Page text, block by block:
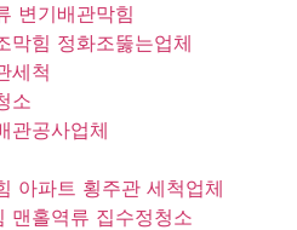
변기배관막힘
막힘 정화조뚫는업체
세척
소
관공사업체
아파트 횡주관 세척업체
맨홀역류 집수정청소